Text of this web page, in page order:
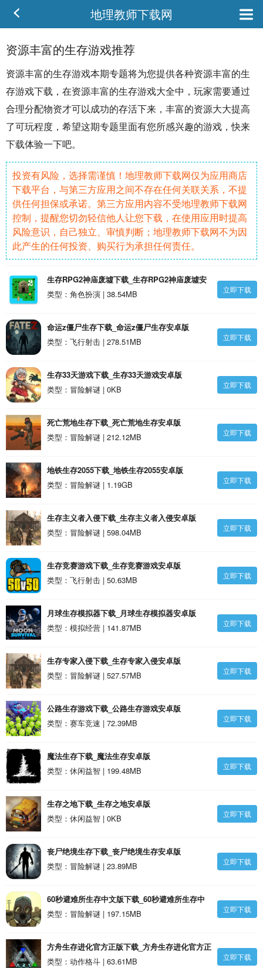
地理教师下载网
资源丰富的生存游戏推荐
资源丰富的生存游戏本期专题将为您提供各种资源丰富的生
存游戏下载，在资源丰富的生存游戏大全中，玩家需要通过
合理分配物资才可以成功的存活下来，丰富的资源大大提高
了可玩程度，希望这期专题里面有您所感兴趣的游戏，快来
下载体验一下吧。
投资有风险，选择需谨慎！地理教师下载网仅为应用商店
下载平台，与第三方应用之间不存在任何关联关系，不提
供任何担保或承诺。第三方应用内容不受地理教师下载网
控制，提醒您切勿轻信他人让您下载，在使用应用时提高
风险意识，自己独立、审慎判断；地理教师下载网不为因
此产生的任何投资、购买行为承担任何责任。
生存RPG2神庙废墟下载_生存RPG2神庙废墟安
卓版
类型：角色扮演 | 38.54MB 立即下载
命运z僵尸生存下载_命运z僵尸生存安卓版
类型：飞行射击 | 278.51MB
立即下载
生存33天游戏下载_生存33天游戏安卓版
类型：冒险解谜 | 0KB
立即下载
死亡荒地生存下载_死亡荒地生存安卓版
类型：冒险解谜 | 212.12MB
立即下载
地铁生存2055下载_地铁生存2055安卓版
类型：冒险解谜 | 1.19GB
立即下载
生存主义者入侵下载_生存主义者入侵安卓版
类型：冒险解谜 | 598.04MB
立即下载
生存竞赛游戏下载_生存竞赛游戏安卓版
类型：飞行射击 | 50.63MB
立即下载
月球生存模拟器下载_月球生存模拟器安卓版
类型：模拟经营 | 141.87MB
立即下载
生存专家入侵下载_生存专家入侵安卓版
类型：冒险解谜 | 527.57MB
立即下载
公路生存游戏下载_公路生存游戏安卓版
类型：赛车竞速 | 72.39MB
立即下载
魔法生存下载_魔法生存安卓版
类型：休闲益智 | 199.48MB
立即下载
生存之地下载_生存之地安卓版
类型：休闲益智 | 0KB
立即下载
丧尸绝境生存下载_丧尸绝境生存安卓版
类型：冒险解谜 | 23.89MB
立即下载
60秒避难所生存中文版下载_60秒避难所生存中
文版安卓版
类型：冒险解谜 | 197.15MB 立即下载
方舟生存进化官方正版下载_方舟生存进化官方正
版安卓版
类型：动作格斗 | 63.61MB 立即下载